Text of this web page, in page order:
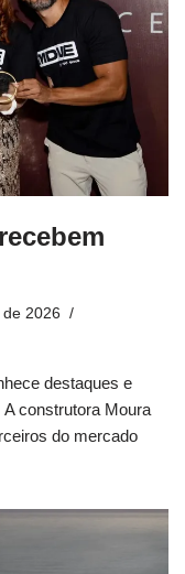
2026
destaques e
construtora Moura
do mercado